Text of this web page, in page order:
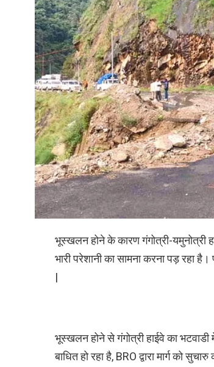
भूस्खलन होने के कारण गंगोत्री-यमुनोत्री
भारी परेशानी का सामना करना पड़ रहा
|
भूस्खलन होने से गंगोत्री हाईवे का
बाधित हो रहा है, BRO द्वारा मार्ग को